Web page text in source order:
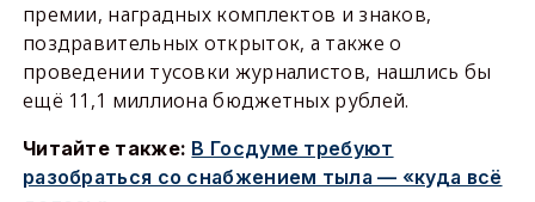
премии, наградных комплектов и знаков,
поздравительных открыток, а также о
проведении тусовки журналистов, нашлись бы
ещё 11,1 миллиона бюджетных рублей.
Читайте также: В Госдуме требуют
разобраться со снабжением тыла — «куда всё